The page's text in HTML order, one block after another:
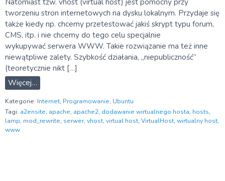
tworzeniu stron internetowych na dysku lokalnym. Przydaje się
także kiedy np. chcemy przetestować jakiś skrypt typu forum,
CMS, itp. i nie chcemy do tego celu specjalnie
wykupywać serwera WWW. Takie rozwiązanie ma też inne
niewątpliwe zalety. Szybkość działania, „niepubliczność”
(teoretycznie nikt […]
Więcej…
Kategorie: Internet, Programowanie, Ubuntu
Tagi: a2ensite, apache, apache2, dodawanie wirtualnego hosta, hosts,
lamp, mod_rewrite, serwer, vhost, virtual host, VirtualHost, wirtualny host,
www